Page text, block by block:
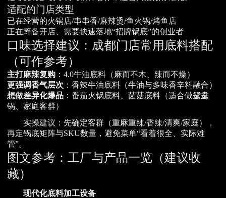
适配的门店类型
已在经营的火锅店/串串香/麻辣烫/鱼火锅/烤鱼店
正在筹备开店、需要快速落地“招牌锅底”的创业者
口味选择建议：成都门店常用底料搭配
（可作参考）
主打麻辣复购 ：4.0牛油底料（麻而不木、辣而不燥）
更强调香气层次 ：香辣牛油底料（牛油与多味香辛料融合）
想做差异化爆品 ：番茄火锅底料、菌菇底料（适合做鸳鸯
锅、家庭客群）
实操建议：先确定客群（重麻重辣/香辣/清爽/家庭），
再定锅底矩阵与SKU数量，避免菜单“看着很全、实际难
管”。
图文参考：工厂与产品一览（建议收
藏）
现代化底料加工设备